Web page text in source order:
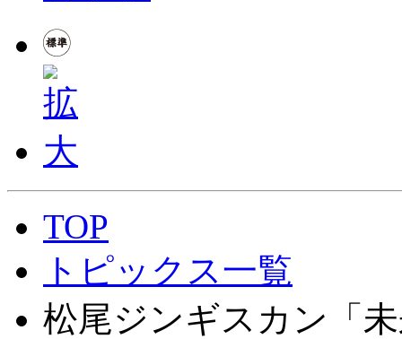
TOP
トピックス一覧
松尾ジンギスカン「